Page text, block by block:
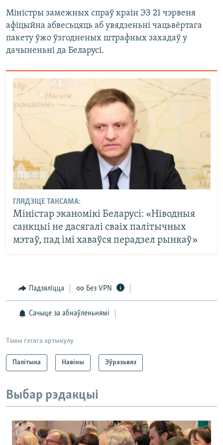
Міністры замежных спраў краін ЭЗ 21 чэрвеня
афіцыйна абвесьцяць аб увядзеньні чацьвёртага
пакету ўжо ўзгодненых штрафных захадаў у
дачыненьні да Беларусі.
ГЛЯДЗІЦЕ ТАКСАМА:
Міністар эканомікі Беларусі: «Ніводныя
санкцыі не дасягалі сваіх палітычных
мэтаў, пад імі хаваўся перадзел рынкаў»
Падзяліцца Без VPN
Сачыце за абнаўленьнямі
Тэмы гэтага артыкулу
Палітыка Навіны Эўразьвяз
Выбар рэдакцыі